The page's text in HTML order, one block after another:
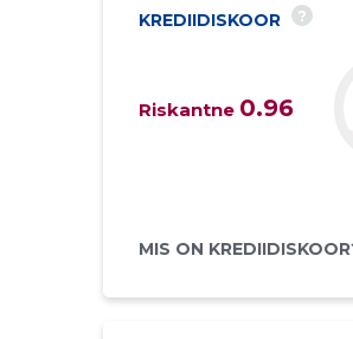
KREDIIDISKOOR ?
Riskantne 0.96
MIS ON